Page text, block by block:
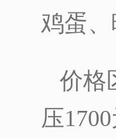
鸡蛋、
价格
压